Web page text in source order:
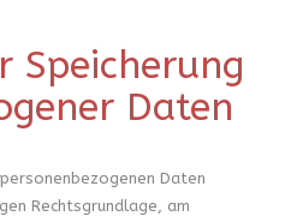
Speicherung
Daten
Daten
Rechtsgrundlage, am